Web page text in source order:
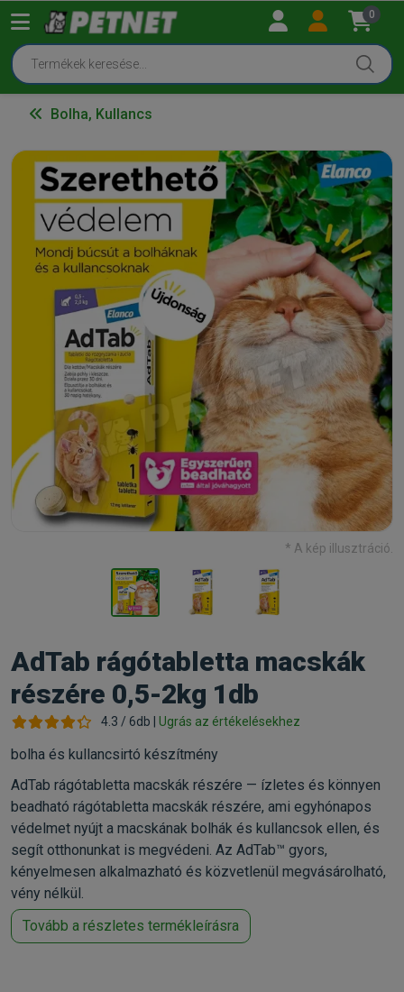
0
Bolha, Kullancs
* A kép illusztráció.
AdTab rágótabletta macskák
részére 0,5-2kg 1db
4.3 / 6db | Ugrás az értékelésekhez
bolha és kullancsirtó készítmény
AdTab rágótabletta macskák részére — ízletes és könnyen
beadható rágótabletta macskák részére, ami egyhónapos
védelmet nyújt a macskának bolhák és kullancsok ellen, és
segít otthonunkat is megvédeni. Az AdTab™ gyors,
kényelmesen alkalmazható és közvetlenül megvásárolható,
vény nélkül.
Tovább a részletes termékleírásra